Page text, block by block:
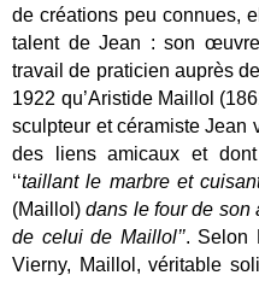
de créations peu connues,
talent de Jean : son
travail de praticien auprès
1922 qu’Aristide Maillol
sculpteur et céramiste Jean
des liens amicaux et
‘‘taillant le marbre et
(Maillol)dans le four de son
de celui de Maillol’’. Selon
Vierny, Maillol, véritable